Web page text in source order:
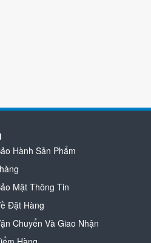
Hành Sản Phẩm
Mật Thông Tin
Đặt Hàng
Chuyển Và Giao Nhận